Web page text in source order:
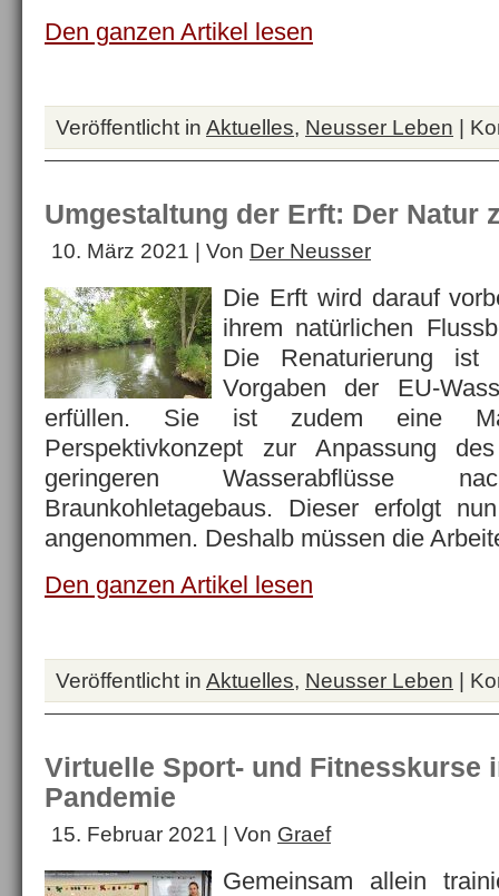
Den ganzen Artikel lesen
Veröffentlicht in Aktuelles, Neusser Leben |
Umgestaltung der Erft: Der Natur
10. März 2021 | Von Der Neusser
Die Erft wird darauf
ihrem natürlichen
Die Renaturierung ist
Vorgaben der EU-
erfüllen. Sie ist zudem eine
Perspektivkonzept zur Anpassung
geringeren Wasserabflüsse
Braunkohletagebaus. Dieser erfolgt
angenommen. Deshalb müssen die
Den ganzen Artikel lesen
Veröffentlicht in Aktuelles, Neusser Leben |
Virtuelle Sport- und Fitnesskurse
Pandemie
15. Februar 2021 | Von Graef
Gemeinsam allein